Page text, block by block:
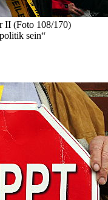
II (Foto 108/170)
sein“